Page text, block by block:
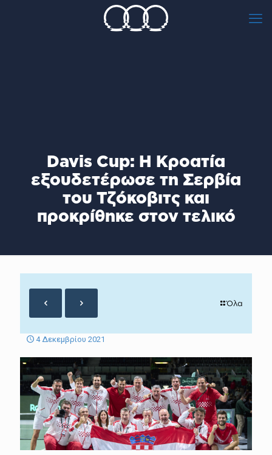
Davis Cup: H Kροατία
εξουδετέρωσε τη Σερβία
του Τζόκοβιτς και
προκρίθηκε στον τελικό
Όλα
4 Δεκεμβρίου 2021